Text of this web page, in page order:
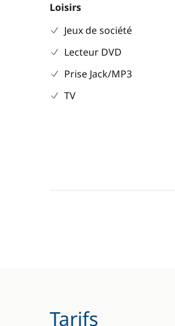
Loisirs
Jeux de société
Lecteur DVD
Prise Jack/MP3
TV
Tarifs